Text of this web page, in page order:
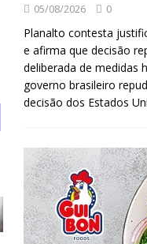
05/08/2026 0
Planalto contesta
e afirma que decisão
deliberada de medidas
governo brasileiro
decisão dos Estados